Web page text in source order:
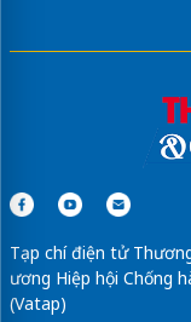
Tạp chí điện tử
ương Hiệp hội Chống
(Vatap)